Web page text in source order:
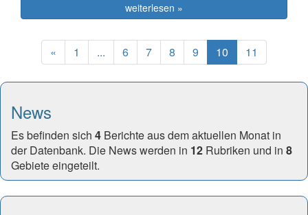
weiterlesen »
« Previous
1 ... 6 7 8 9 10 (current)
11
News
Es befinden sich 4 Berichte aus dem aktuellen Monat in
der Datenbank. Die News werden in 12 Rubriken und in 8
Gebiete eingeteilt.